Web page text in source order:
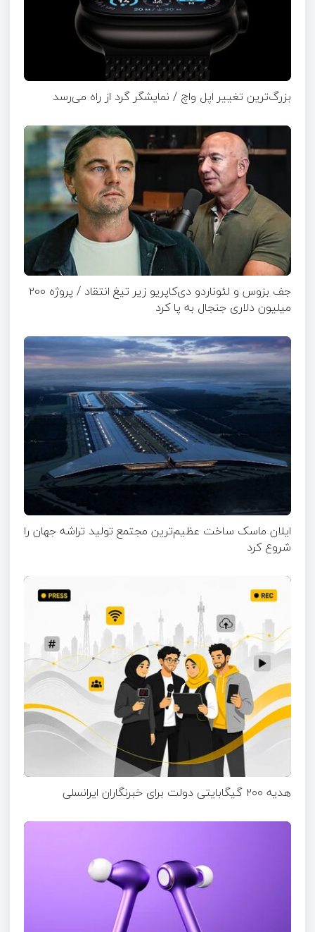
بزرگ‌ترین تغییر اپل واچ / نمایشگر گرد از راه می‌رسد
جف بزوس و لئوناردو دی‌کاپریو زیر تیغ انتقاد / پروژه ۲۰۰
میلیون دلاری جنجال به پا کرد
ایلان ماسک ساخت عظیم‌ترین مجتمع تولید تراشه جهان را
شروع کرد
هدیه ۲۰۰ گیگابایتی دولت برای خبرنگاران ایرانسلی